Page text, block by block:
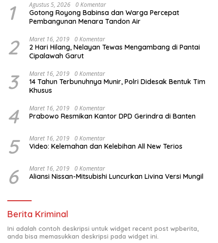
1 Agustus 5, 2026 0 Komentar
Gotong Royong Babinsa dan Warga Percepat
Pembangunan Menara Tandon Air
2 Maret 16, 2019 0 Komentar
2 Hari Hilang, Nelayan Tewas Mengambang di Pantai
Cipalawah Garut
3 Maret 16, 2019 0 Komentar
14 Tahun Terbunuhnya Munir, Polri Didesak Bentuk Tim
Khusus
4 Maret 16, 2019 0 Komentar
Prabowo Resmikan Kantor DPD Gerindra di Banten
5 Maret 16, 2019 0 Komentar
Video: Kelemahan dan Kelebihan All New Terios
6 Maret 16, 2019 0 Komentar
Aliansi Nissan-Mitsubishi Luncurkan Livina Versi Mungil
Berita Kriminal
Ini adalah contoh deskripsi untuk widget recent post wpberita,
anda bisa memasukkan deskripsi pada widget ini.